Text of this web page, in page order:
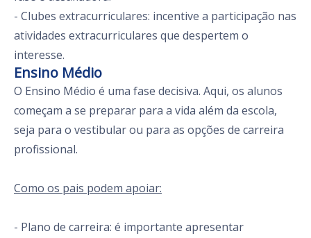
- Clubes extracurriculares: incentive a participação nas
atividades extracurriculares que despertem o
interesse.
Ensino Médio
O Ensino Médio é uma fase decisiva. Aqui, os alunos
começam a se preparar para a vida além da escola,
seja para o vestibular ou para as opções de carreira
profissional.
Como os pais podem apoiar:
- Plano de carreira: é importante apresentar